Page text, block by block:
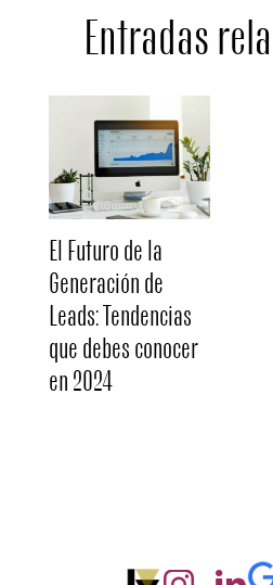
Entradas
El Futuro de la
Generación de
Leads: Tendencias
que debes conocer
en 2024